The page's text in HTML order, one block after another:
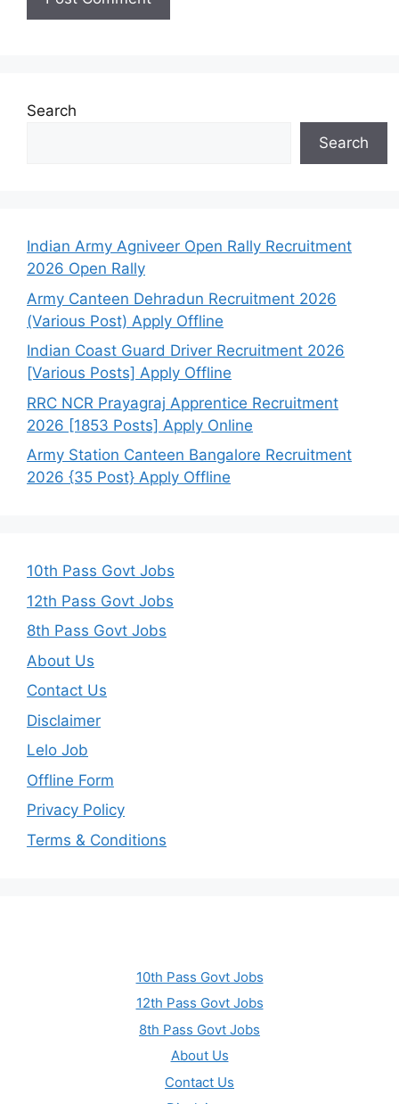
Search
Search
Indian Army Agniveer Open Rally Recruitment
2026 Open Rally
Army Canteen Dehradun Recruitment 2026
(Various Post) Apply Offline
Indian Coast Guard Driver Recruitment 2026
[Various Posts] Apply Offline
RRC NCR Prayagraj Apprentice Recruitment
2026 [1853 Posts] Apply Online
Army Station Canteen Bangalore Recruitment
2026 {35 Post} Apply Offline
10th Pass Govt Jobs
12th Pass Govt Jobs
8th Pass Govt Jobs
About Us
Contact Us
Disclaimer
Lelo Job
Offline Form
Privacy Policy
Terms & Conditions
10th Pass Govt Jobs
12th Pass Govt Jobs
8th Pass Govt Jobs
About Us
Contact Us